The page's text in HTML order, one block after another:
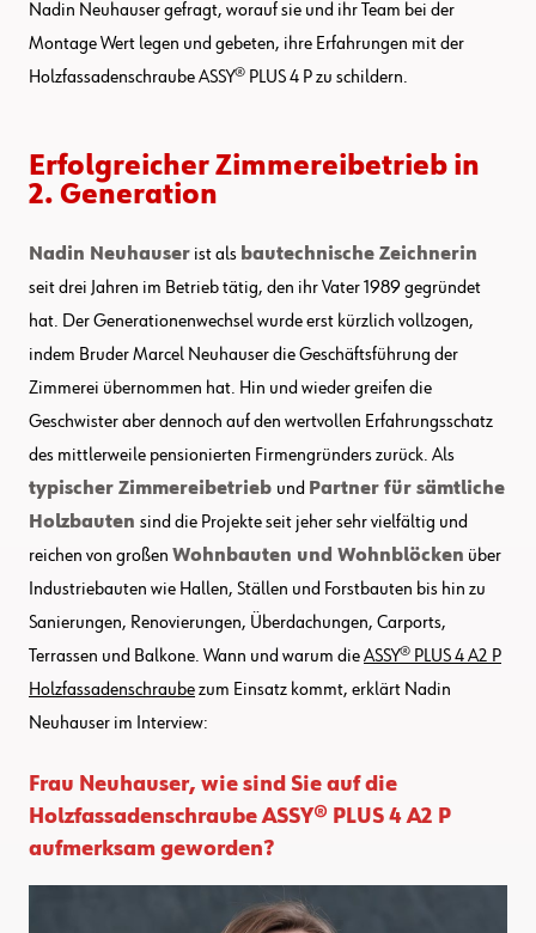
Nadin Neuhauser gefragt, worauf sie und ihr Team bei der
Montage Wert legen und gebeten, ihre Erfahrungen mit der
Holzfassadenschraube ASSY® PLUS 4 P zu schildern.
Erfolgreicher Zimmereibetrieb in
2. Generation
Nadin Neuhauser ist als bautechnische Zeichnerin
seit drei Jahren im Betrieb tätig, den ihr Vater 1989 gegründet
hat. Der Generationenwechsel wurde erst kürzlich vollzogen,
indem Bruder Marcel Neuhauser die Geschäftsführung der
Zimmerei übernommen hat. Hin und wieder greifen die
Geschwister aber dennoch auf den wertvollen Erfahrungsschatz
des mittlerweile pensionierten Firmengründers zurück. Als
typischer Zimmereibetrieb und Partner für sämtliche
Holzbauten sind die Projekte seit jeher sehr vielfältig und
reichen von großen Wohnbauten und Wohnblöcken über
Industriebauten wie Hallen, Ställen und Forstbauten bis hin zu
Sanierungen, Renovierungen, Überdachungen, Carports,
Terrassen und Balkone. Wann und warum dieASSY® PLUS 4 A2 P
Holzfassadenschraubezum Einsatz kommt, erklärt Nadin
Neuhauser im Interview:
Frau Neuhauser, wie sind Sie auf die
Holzfassadenschraube ASSY® PLUS 4 A2 P
aufmerksam geworden?